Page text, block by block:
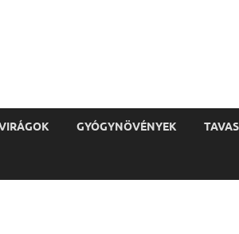
GYÓGYNÖVÉNYEK